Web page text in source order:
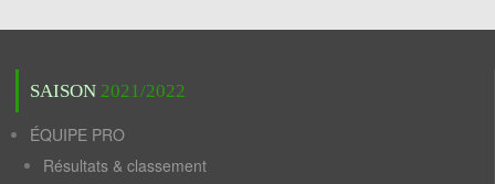
SAISON 2021/2022
ÉQUIPE PRO
Résultats & classement